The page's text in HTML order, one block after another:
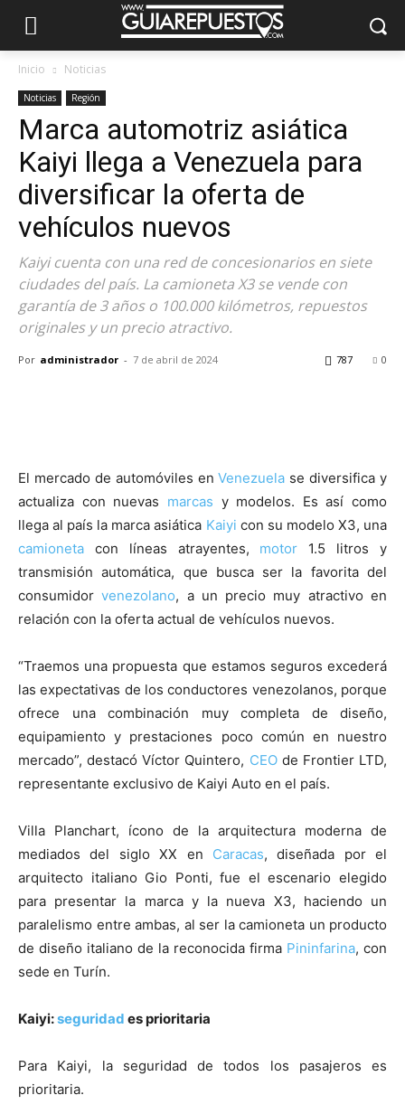
Inicio Noticias
Noticias Región
Marca automotriz asiática
Kaiyi llega a Venezuela para
diversificar la oferta de
vehículos nuevos
Kaiyi cuenta con una red de concesionarios en siete
ciudades del país. La camioneta X3 se vende con
garantía de 3 años o 100.000 kilómetros, repuestos
originales y un precio atractivo.
Por administrador - 7 de abril de 2024 0
787
El mercado de automóviles enVenezuela se diversifica y
actualiza con nuevas marcas y modelos. Es así como
llega al país la marca asiática Kaiyi con su modelo X3, una
camioneta con líneas atrayentes, motor 1.5 litros y
transmisión automática, que busca ser la favorita del
consumidorvenezolano, a un precio muy atractivo en
relación con la oferta actual de vehículos nuevos.
“Traemos una propuesta que estamos seguros excederá
las expectativas de los conductores venezolanos, porque
ofrece una combinación muy completa de diseño,
equipamiento y prestaciones poco común en nuestro
mercado”, destacó Víctor Quintero, CEOde Frontier LTD,
representante exclusivo de Kaiyi Auto en el país.
Villa Planchart, ícono de la arquitectura moderna de
mediados del siglo XX en Caracas, diseñada por el
arquitecto italiano Gio Ponti, fue el escenario elegido
para presentar la marca y la nueva X3, haciendo un
paralelismo entre ambas, al ser la camioneta un producto
de diseño italiano de la reconocida firma Pininfarina, con
sede en Turín.
Kaiyi:seguridad es prioritaria
Para Kaiyi, la seguridad de todos los pasajeros es
prioritaria.